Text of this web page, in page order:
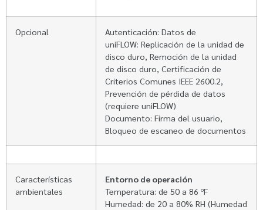
Opcional
Autenticación: Datos de
uniFLOW: Replicación de la unidad de
disco duro, Remoción de la unidad
de disco duro, Certificación de
Criterios Comunes IEEE 2600.2,
Prevención de pérdida de datos
(requiere uniFLOW)
Documento: Firma del usuario,
Bloqueo de escaneo de documentos
Características
ambientales
Entorno de operación
Temperatura: de 50 a 86 ºF
Humedad: de 20 a 80% RH (Humedad